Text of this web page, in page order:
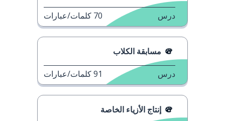
درس 70 كلمات/عبارات
مسابقة الكلاب
درس 91كلمات/عبارات
إنتاج الأزياء الخاصة